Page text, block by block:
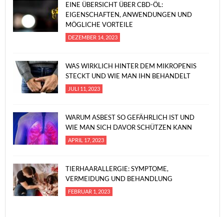
EINE ÜBERSICHT ÜBER CBD-ÖL:
EIGENSCHAFTEN, ANWENDUNGEN UND
MÖGLICHE VORTEILE
DEZEMBER 14, 2023
WAS WIRKLICH HINTER DEM MIKROPENIS
STECKT UND WIE MAN IHN BEHANDELT
JULI 11, 2023
WARUM ASBEST SO GEFÄHRLICH IST UND
WIE MAN SICH DAVOR SCHÜTZEN KANN
APRIL 17, 2023
TIERHAARALLERGIE: SYMPTOME,
VERMEIDUNG UND BEHANDLUNG
FEBRUAR 1, 2023